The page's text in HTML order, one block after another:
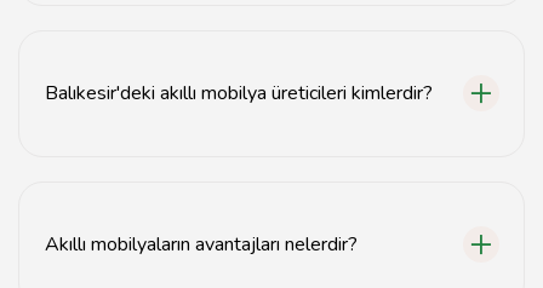
Balıkesir'deki akıllı mobilya üreticileri kimlerdir?
Akıllı mobilyaların avantajları nelerdir?